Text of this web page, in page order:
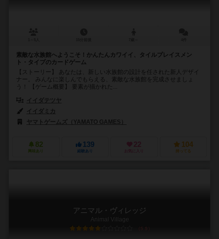
素敵な水族館へようこそ！かんたんカワイイ、タイルプレイスメン
ト・タイプのカードゲーム
【ストーリー】 あなたは、新しい水族館の設計を任された新人デザイ
ナー。 みんなに楽しんでもらえる、素敵な水族館を完成させましょ
う！ 【ゲーム概要】 要素が描かれた...
イイダテツヤ
イイダミカ
ヤマトゲームズ（YAMATO GAMES）
82
興味あり
139
経験あり
22
お気に入り
104
持ってる
アニマル・ヴィレッジ
Animal Village
5.9